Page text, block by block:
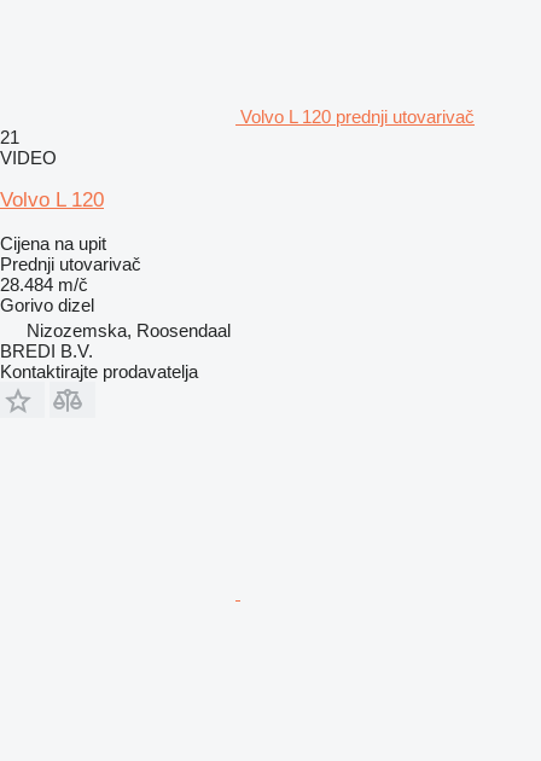
Volvo L 120 prednji utovarivač
21
VIDEO
Volvo L 120
Cijena na upit
Prednji utovarivač
28.484 m/č
Gorivo dizel
Nizozemska, Roosendaal
BREDI B.V.
Kontaktirajte prodavatelja